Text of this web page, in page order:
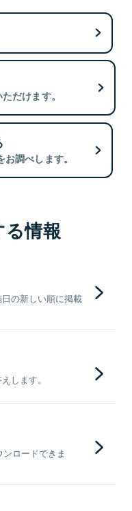
だけます。
調べします。
情報
の新しい順に掲載
します。
ロードできま